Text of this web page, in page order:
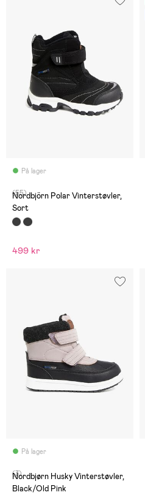
På lager
(55)
Nordbjörn Polar Vinterstøvler,
Sort
499 kr
På lager
(3)
Nordbjørn Husky Vinterstøvler,
Black/Old Pink